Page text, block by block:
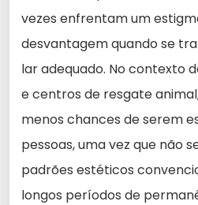
vezes enfrentam um
desvantagem quando se
lar adequado. No contexto
e centros de resgate
menos chances de serem
pessoas, uma vez que não
padrões estéticos
longos períodos de